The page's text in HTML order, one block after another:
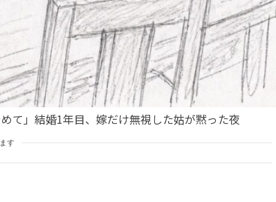
て」結婚1年目、嫁だけ無視した姑が黙った夜
す